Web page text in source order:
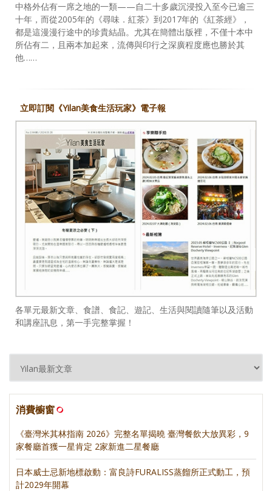
中格外佔有一席之地的一類——自二十多歲沉浸投入至今已逾三
十年，而從2005年的《尋味．紅茶》到2017年的《紅茶經》，
都是這漫漫行途中的珍貴結晶。尤其在簡體出版裡，不僅十本中
所佔有二，且兩本加起來，流傳與印行之深廣程度應也勝於其
他……
立即訂閱《Yilan美食生活玩家》電子報
各單元最新文章、食譜、食記、遊記、生活與閱讀隨筆以及活動
和講座訊息，第一手完整掌握！
消費櫥窗
《臺灣米其林指南 2026》完整名單揭曉 臺灣餐飲大放異彩，9
家餐廳首獲一星肯定 2家新進二星餐廳
日本威士忌新地標啟動：富良詩FURALISS蒸餾所正式動工，預
計2029年開幕